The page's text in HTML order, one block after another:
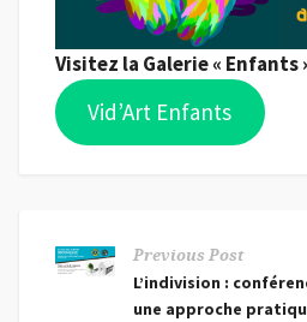
Visitez la Galerie « Enfants
Vid’Art Enfants
Previous Post
L’indivision :
une approche